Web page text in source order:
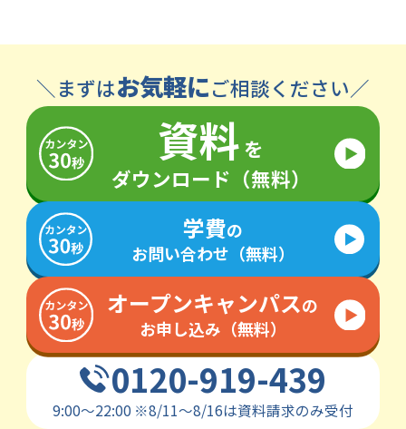
＼まずはお気軽にご相談ください／
資料を
ダウンロード（無料）
学費の
お問い合わせ（無料）
オープンキャンパスの
お申し込み（無料）
0120-919-439
9:00～22:00 ※8/11～8/16は資料請求のみ受付